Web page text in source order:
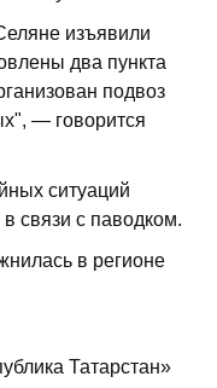
изъявили
два пункта
подвоз
— говорится
ситуаций
связи с паводком.
в регионе
Татарстан»